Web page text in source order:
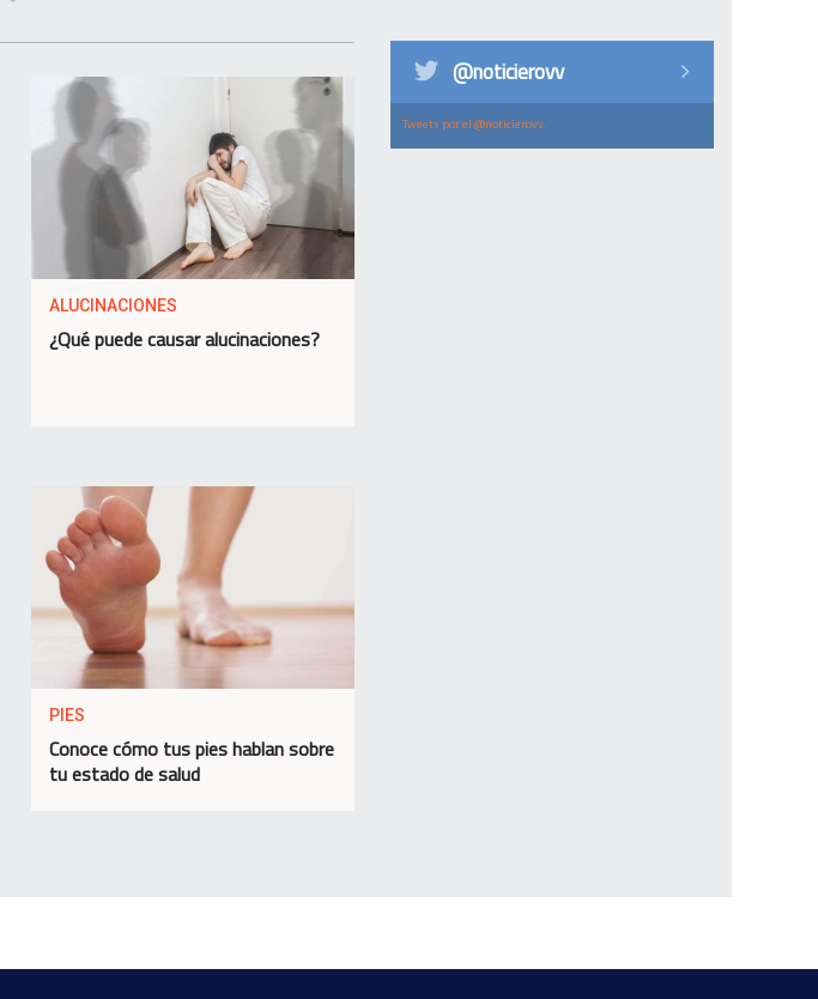
ALUCINACIONES
¿Qué puede causar alucinaciones?
PIES
Conoce cómo tus pies hablan sobre
tu estado de salud
@noticierovv
Tweets por el @noticierovv.